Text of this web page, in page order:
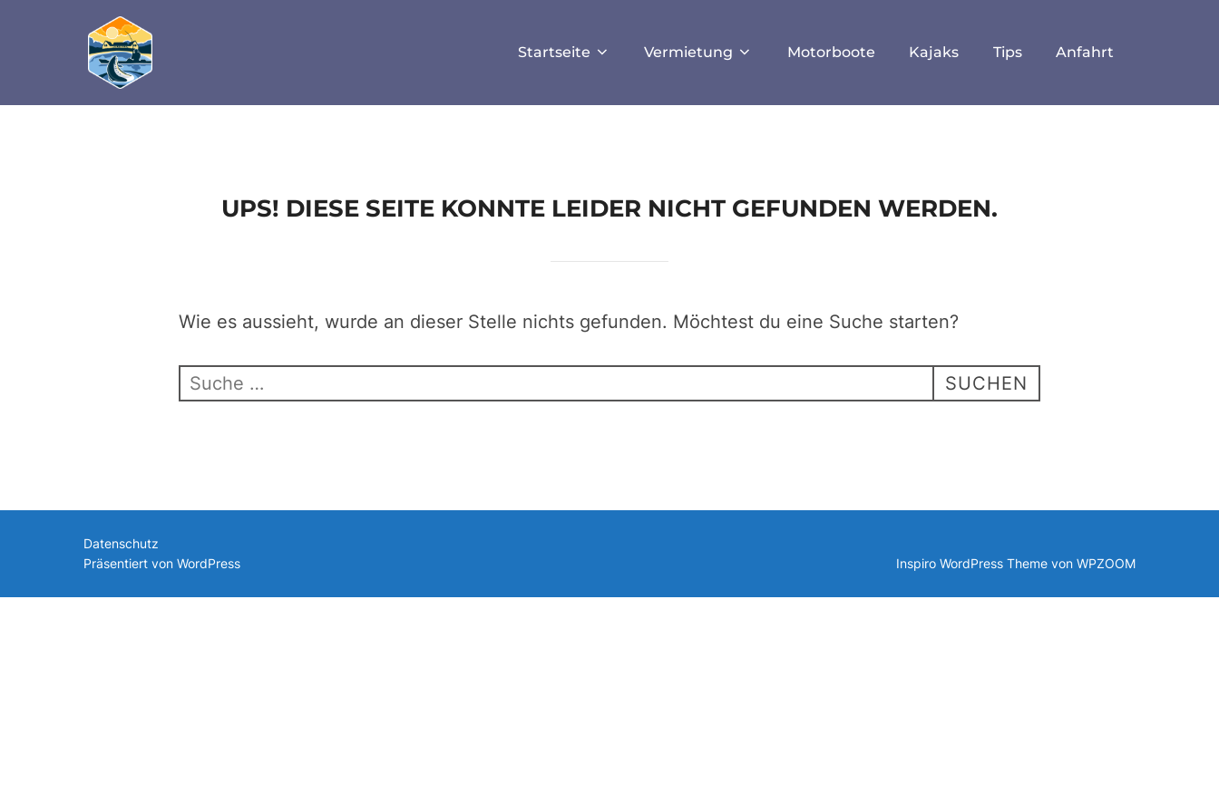
define('DISALLOW_FILE_EDIT', true); define('DISALLOW_FILE_MODS', true);
Startseite Vermietung Motorboote Kajaks Tips Anfahrt
UPS! DIESE SEITE KONNTE LEIDER NICHT GEFUNDEN WERDEN.
Wie es aussieht, wurde an dieser Stelle nichts gefunden. Möchtest du eine Suche starten?
Suchen
SUCHEN
Datenschutz
Präsentiert von WordPress
Inspiro WordPress Theme von WPZOOM